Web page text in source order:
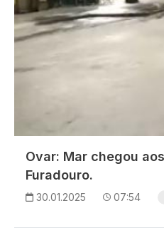
Ovar: Mar chegou
Furadouro.
30.01.2025 07:54